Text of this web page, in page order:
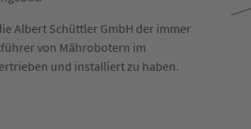
Albert Schüttler GmbH der immer
von Mährobotern im
und installiert zu haben.